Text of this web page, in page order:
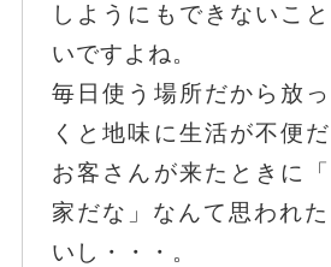
しようにもできないこ
いですよね。
毎日使う場所だから放
くと地味に生活が不便だ
お客さんが来たときに
家だな」なんて思われた
いし・・・。